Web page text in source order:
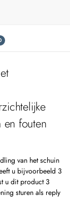
en fouten
van het schuin
u bijvoorbeeld 3
u dit product 3
sturen als reply